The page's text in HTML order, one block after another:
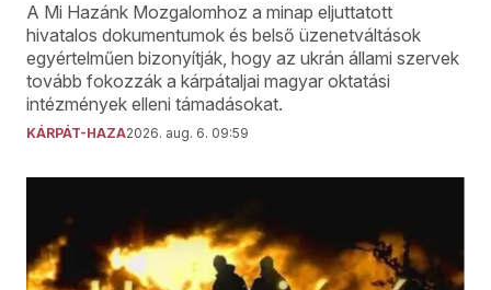
A Mi Hazánk Mozgalomhoz a minap eljuttatott
hivatalos dokumentumok és belső üzenetváltások
egyértelműen bizonyítják, hogy az ukrán állami szervek
tovább fokozzák a kárpátaljai magyar oktatási
intézmények elleni támadásokat.
KÁRPÁT-HAZA2026. aug. 6. 09:59